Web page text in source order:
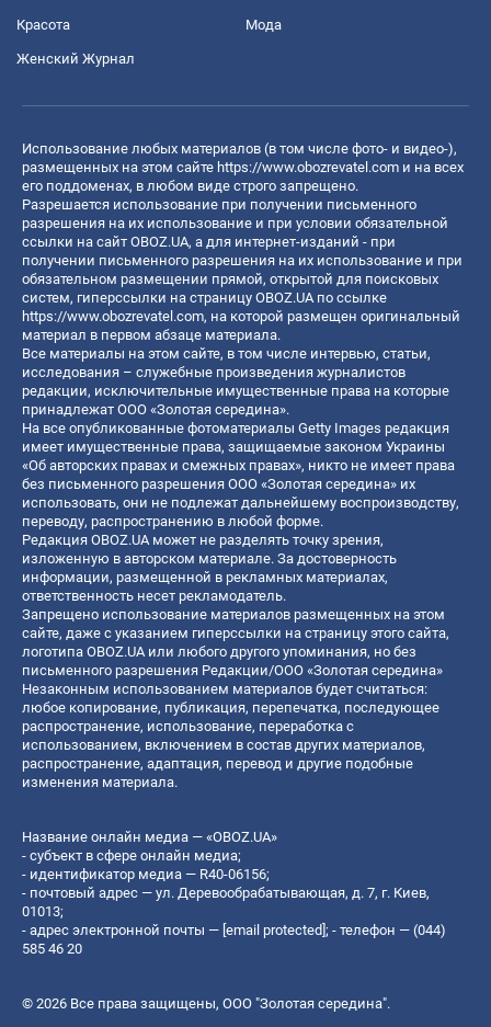
Красота Мода
Женский Журнал
Использование любых материалов (в том числе фото- и видео-),
размещенных на этом сайте https://www.obozrevatel.com и на всех
его поддоменах, в любом виде строго запрещено.
Разрешается использование при получении письменного
разрешения на их использование и при условии обязательной
ссылки на сайт OBOZ.UA, а для интернет-изданий - при
получении письменного разрешения на их использование и при
обязательном размещении прямой, открытой для поисковых
систем, гиперссылки на страницу OBOZ.UA по ссылке
https://www.obozrevatel.com, на которой размещен оригинальный
материал в первом абзаце материала.
Все материалы на этом сайте, в том числе интервью, статьи,
исследования – служебные произведения журналистов
редакции, исключительные имущественные права на которые
принадлежат ООО «Золотая середина».
На все опубликованные фотоматериалы Getty Images редакция
имеет имущественные права, защищаемые законом Украины
«Об авторских правах и смежных правах», никто не имеет права
без письменного разрешения ООО «Золотая середина» их
использовать, они не подлежат дальнейшему воспроизводству,
переводу, распространению в любой форме.
Редакция OBOZ.UA может не разделять точку зрения,
изложенную в авторском материале. За достоверность
информации, размещенной в рекламных материалах,
ответственность несет рекламодатель.
Запрещено использование материалов размещенных на этом
сайте, даже с указанием гиперссылки на страницу этого сайта,
логотипа OBOZ.UA или любого другого упоминания, но без
письменного разрешения Редакции/ООО «Золотая середина»
Незаконным использованием материалов будет считаться:
любое копирование, публикация, перепечатка, последующее
распространение, использование, переработка с
использованием, включением в состав других материалов,
распространение, адаптация, перевод и другие подобные
изменения материала.
Название онлайн медиа — «OBOZ.UA»
- субъект в сфере онлайн медиа;
- идентификатор медиа — R40-06156;
- почтовый адрес — ул. Деревообрабатывающая, д. 7, г. Киев,
01013;
- адрес электронной почты — [email protected]; - телефон — (044)
585 46 20
© 2026 Все права защищены, ООО "Золотая середина".